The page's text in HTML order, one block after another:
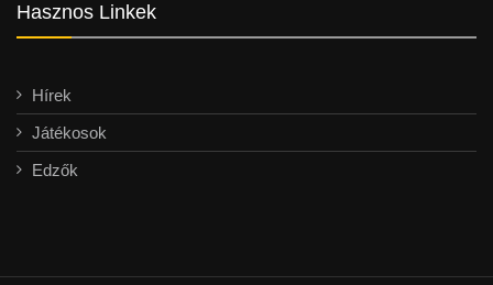
Hasznos Linkek
Hírek
Játékosok
Edzők